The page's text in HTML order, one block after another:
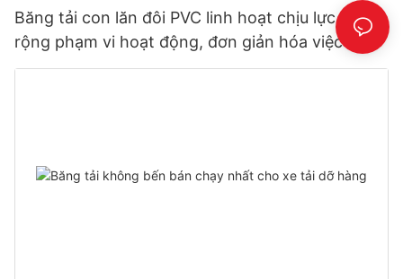
Băng tải con lăn đôi PVC linh hoạt chịu lực – Mở
rộng phạm vi hoạt động, đơn giản hóa việc dỡ
hàng